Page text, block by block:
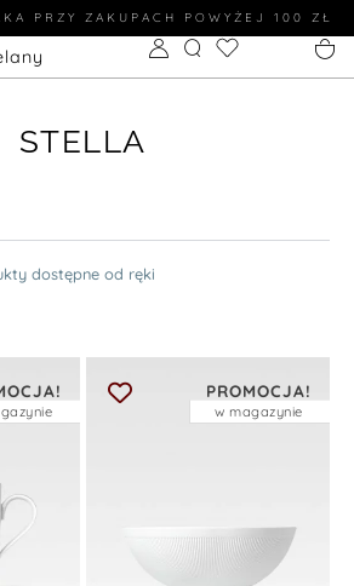
PRZY ZAKUPACH POWYŻEJ 100 ZŁ
STELLA
dostępne od ręki
PROMOCJA!
w magazynie